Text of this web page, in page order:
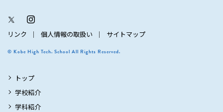
リンク 個人情報の取扱い サイトマップ
© Kobe High Tech. School All Rights Reserved.
トップ
学校紹介
学科紹介